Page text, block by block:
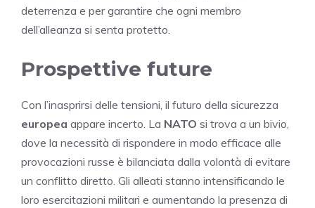
deterrenza e per garantire che ogni membro
dell’alleanza si senta protetto.
Prospettive future
Con l’inasprirsi delle tensioni, il futuro della sicurezza
europea appare incerto. La NATO si trova a un bivio,
dove la necessità di rispondere in modo efficace alle
provocazioni russe è bilanciata dalla volontà di evitare
un conflitto diretto. Gli alleati stanno intensificando le
loro esercitazioni militari e aumentando la presenza di